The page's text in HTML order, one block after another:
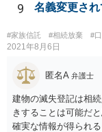
9 名義変更さ
#家族信託 #相続放棄 #
2021年8月6日
匿名A 弁護士
建物の滅失登記は相
きすることは可能だ
確実な情報が得られる